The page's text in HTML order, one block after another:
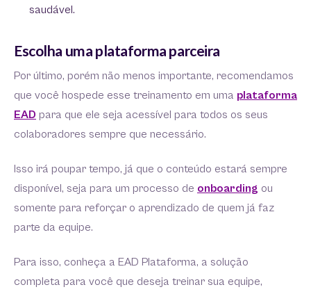
saudável.
Escolha uma plataforma parceira
Por último, porém não menos importante, recomendamos
que você hospede esse treinamento em uma plataforma
EAD para que ele seja acessível para todos os seus
colaboradores sempre que necessário.
Isso irá poupar tempo, já que o conteúdo estará sempre
disponível, seja para um processo de onboarding ou
somente para reforçar o aprendizado de quem já faz
parte da equipe.
Para isso, conheça a EAD Plataforma, a solução
completa para você que deseja treinar sua equipe,